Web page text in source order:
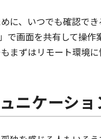
に、いつでも確認で
で画面を共有して操作
まずはリモート環境
ニケーシ